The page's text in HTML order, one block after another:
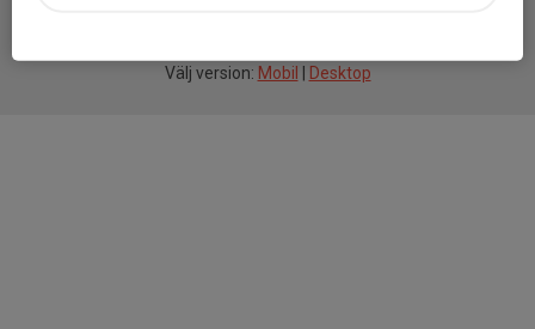
Välj version: Mobil Desktop